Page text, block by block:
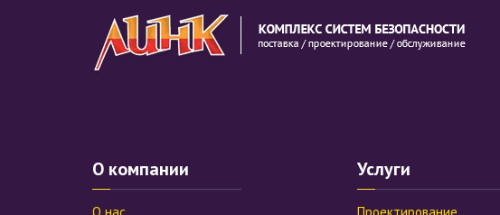
О компании Услуги